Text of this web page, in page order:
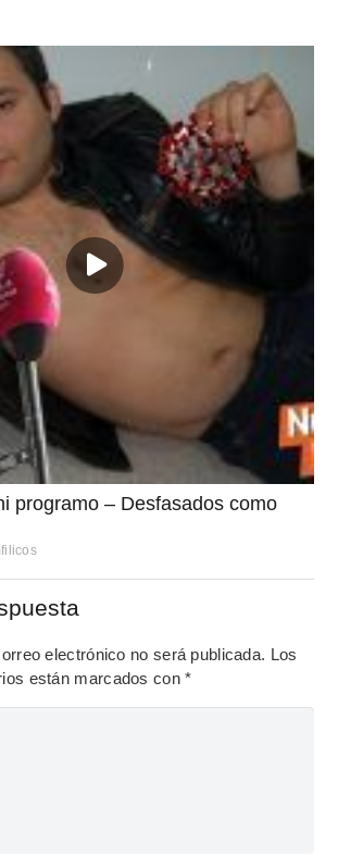
programo – Desfasados como
electrónico no será publicada. Los
están marcados con*